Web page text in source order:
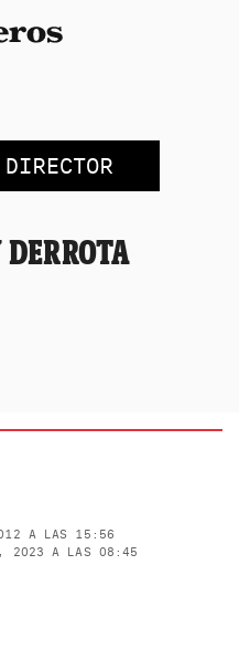
A LAS 15:56
2023 A LAS 08:45